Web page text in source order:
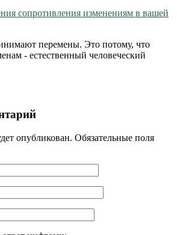
сопротивления изменениям в вашей
перемены. Это потому, что
- естественный человеческий
опубликован. Обязательные поля